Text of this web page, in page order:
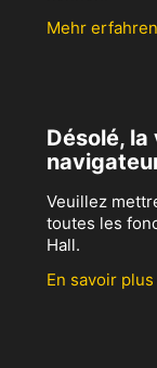
Mehr erfahren
Désolé,
Veuillez
toutes les
Hall.
En savoir plus